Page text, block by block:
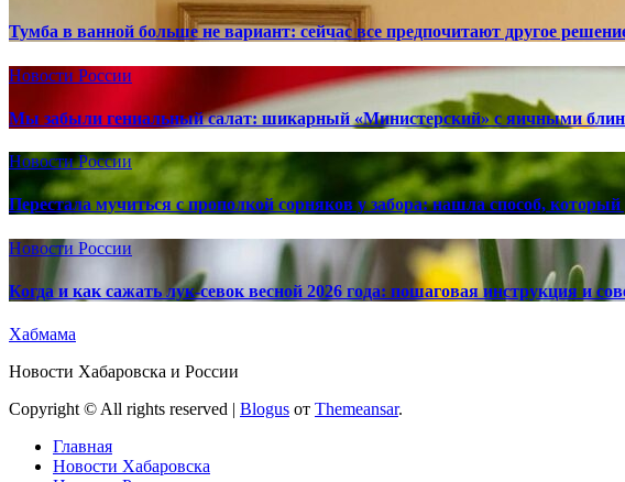
Тумба в ванной больше не вариант: сейчас все предпочитают другое
Новости России
Мы забыли гениальный салат: шикарный «Министерский» с яичными
Новости России
Перестала мучиться с прополкой сорняков у забора: нашла способ, который
Новости России
Когда и как сажать лук-севок весной 2026 года: пошаговая инструкция и
Хабмама
Новости Хабаровска и России
Copyright © All rights reserved | Blogus от Themeansar.
Главная
Новости Хабаровска